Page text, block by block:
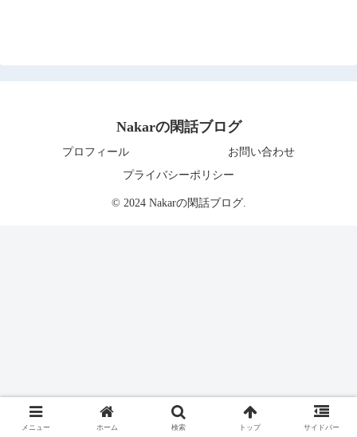
Nakarの閑話ブログ
プロフィール
お問い合わせ
プライバシーポリシー
© 2024 Nakarの閑話ブログ.
メニュー ホーム 検索 トップ サイドバー